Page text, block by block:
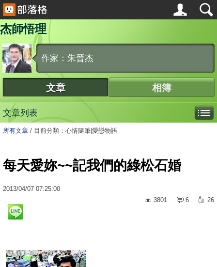
杰師悟理
作家：朱晉杰
文章 相簿
文章列表
所有文章 / 目前分類：心情隨筆|愛戀物語
每天愛妳~~記我們的綠松石婚
2013/04/07 07:25:00
3801
6 26